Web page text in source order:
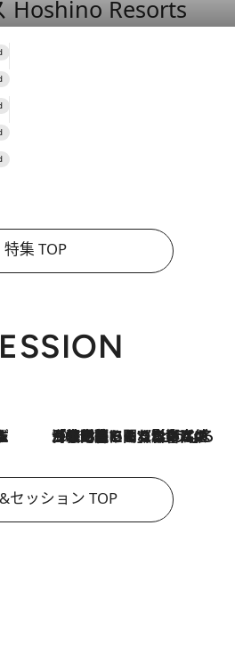
Hoshino Resorts
特集 TOP
2026.8.3
「住宅建てられない…」「サーチャージ料の高値が続いている」ホルムズ海峡封鎖による影響はいつまで続く？《エネルギー専門家に聞く“どうなる日本の暮らし”》
セッション TOP